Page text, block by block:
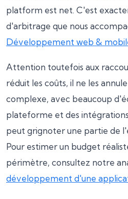
platform est net. C'est
d'arbitrage que nous
Développement web &
Attention toutefois aux
réduit les coûts, il ne les
complexe, avec beaucoup
plateforme et des
peut grignoter une partie de
Pour estimer un budget
périmètre, consultez notre
développement d'une